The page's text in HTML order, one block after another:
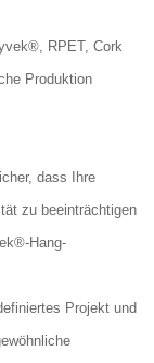
RPET, Cork
Produktion
dass Ihre
zu beeinträchtigen
Hang-
Projekt und